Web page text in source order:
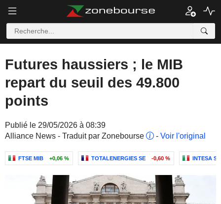
Futures haussiers ; le MIB
repart du seuil des 49.800
points
Publié le 29/05/2026 à 08:39
Alliance News - Traduit par Zonebourse
- Voir l'original
FTSE MIB +0,06 % TOTALENERGIES SE -0,60 % INTESA